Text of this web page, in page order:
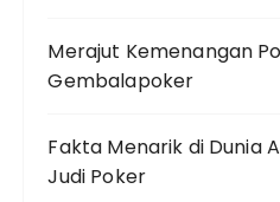
Merajut Kemenangan
Gembalapoker
Fakta Menarik di Dunia
Judi Poker